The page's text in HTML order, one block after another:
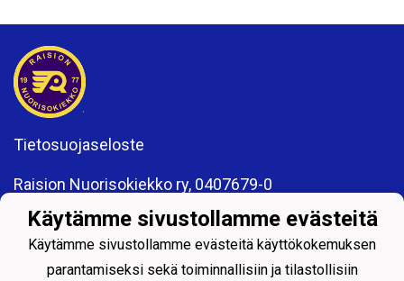
Tietosuojaseloste
Raision Nuorisokiekko ry, 0407679-0
21200 Raisio
www.rnk.fi
toimisto@rnk.fi
Käytämme sivustollamme evästeitä
Käytämme sivustollamme evästeitä käyttökokemuksen
parantamiseksi sekä toiminnallisiin ja tilastollisiin